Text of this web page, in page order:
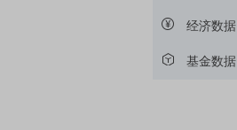
经济数据
基金数据